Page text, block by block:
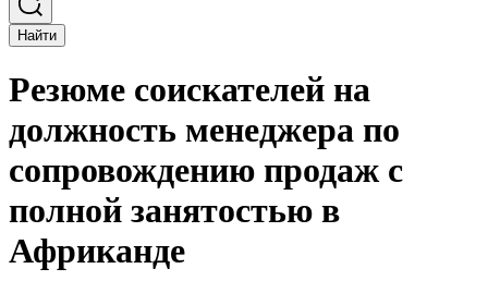
Найти
Резюме соискателей на
должность менеджера по
сопровождению продаж с
полной занятостью в
Африканде